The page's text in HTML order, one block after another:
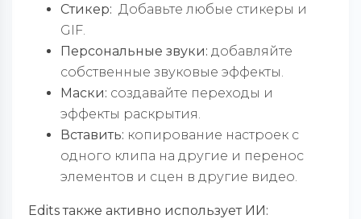
Стикер: Добавьте любые стикеры и
GIF.
Персональные звуки: добавляйте
собственные звуковые эффекты.
Маски: создавайте переходы и
эффекты раскрытия.
Вставить: копирование настроек с
одного клипа на другие и перенос
элементов и сцен в другие видео.
Edits также активно использует ИИ: